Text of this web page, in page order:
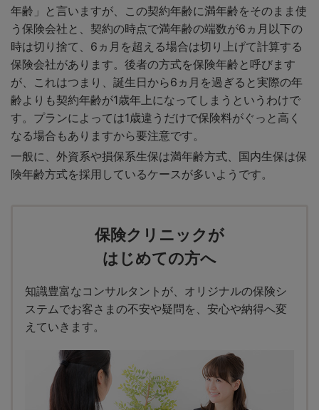
年齢」と言いますが、この契約年齢に満年齢をそのまま使
う保険会社と、契約の時点で満年齢の端数が6ヵ月以下の
時は切り捨て、6ヵ月を超える場合は切り上げて計算する
保険会社があります。後者の方式を保険年齢と呼びます
が、これはつまり、誕生日から6ヵ月を過ぎると実際の年
齢よりも契約年齢が1歳年上になってしまうというわけで
す。プランによっては1歳違うだけで保険料がぐっと高く
なる場合もありますから要注意です。
一般に、外資系や損保系生保は満年齢方式、国内生保は保
険年齢方式を採用しているケースが多いようです。
保険クリニックが
はじめての方へ
知識豊富なコンサルタントが、オリジナルの保険シ
ステムでお客さまの不安や疑問を、安心や納得へ変
えていきます。